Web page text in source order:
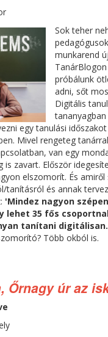
Sok teher
munkarend
próbálunk
adni, sőt
Digitális
egy tanulási
Mivel rengeteg
van egy
is zavart. Először
elszomorít. És amiről
tanításról és annak
'Mindez nagyon
lehet 35 fős
tanítani
Több okból is.
Őrnagy úr az